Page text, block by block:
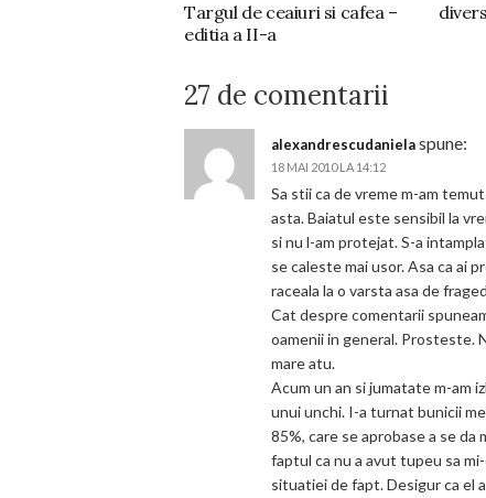
Targul de ceaiuri si cafea –
editia a II-a
27 de comentarii
alexandrescudanielaspune:
18 MAI 2010 LA 14:12
Sa stii ca de vreme m-am
asta. Baiatul este sensibil la
si nu l-am protejat. S-a
se caleste mai usor. Asa ca ai
raceala la o varsta asa de
Cat despre comentarii
oamenii in general. Prosteste.
mare atu.
Acum un an si jumatate m-am
unui unchi. I-a turnat bunicii
85%, care se aprobase a se
faptul ca nu a avut tupeu sa
situatiei de fapt. Desigur ca el